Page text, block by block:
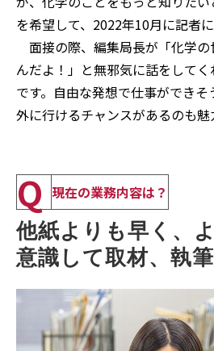
を希望して、2022年10月に記者に
面接の際、編集局長が「化学
んだよ！」と無邪気に話をして
です。自由な発想で仕事ができ
外に行けるチャンスがあるのも魅
Q 現在の業務内容は？
他紙よりも早く、
意識して取材、執